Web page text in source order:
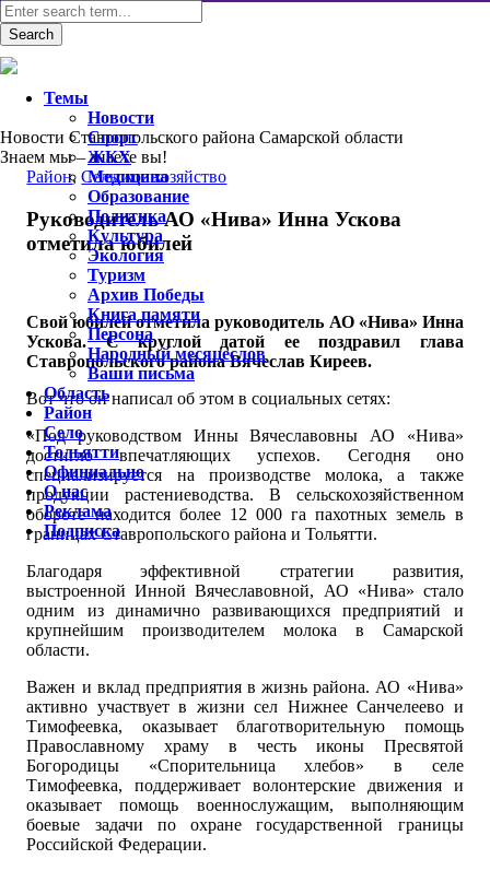
Новости Ставропольского района Самарской области
Знаем мы – знаете вы!
Район,Сельское хозяйство
Руководитель АО «Нива» Инна Ускова
отметила юбилей
Свой юбилей отметила руководитель АО «Нива» Инна
Ускова. С круглой датой ее поздравил глава
Ставропольского района Вячеслав Киреев.
Вот что он написал об этом в социальных сетях:
«Под руководством Инны Вячеславовны АО «Нива»
достигло впечатляющих успехов. Сегодня оно
специализируется на производстве молока, а также
продукции растениеводства. В сельскохозяйственном
обороте находится более 12 000 га пахотных земель в
границах Ставропольского района и Тольятти.
Благодаря эффективной стратегии развития,
выстроенной Инной Вячеславовной, АО «Нива» стало
одним из динамично развивающихся предприятий и
крупнейшим производителем молока в Самарской
области.
Важен и вклад предприятия в жизнь района. АО «Нива»
активно участвует в жизни сел Нижнее Санчелеево и
Тимофеевка, оказывает благотворительную помощь
Православному храму в честь иконы Пресвятой
Богородицы «Спорительница хлебов» в селе
Тимофеевка, поддерживает волонтерские движения и
оказывает помощь военнослужащим, выполняющим
боевые задачи по охране государственной границы
Российской Федерации.
Темы
Новости
Спорт
ЖКХ
Медицина
Образование
Политика
Культура
Экология
Туризм
Архив Победы
Книга памяти
Персона
Народный месяцеслов
Ваши письма
Область
Район
Село
Тольятти
Официально
О нас
Реклама
Подписка